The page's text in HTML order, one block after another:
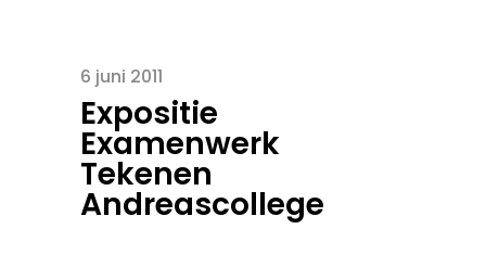
6 juni 2011
Expositie
Examenwerk
Tekenen
Andreascollege